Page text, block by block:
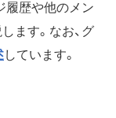
履歴や他のメン
ます。なお、グ
しています。